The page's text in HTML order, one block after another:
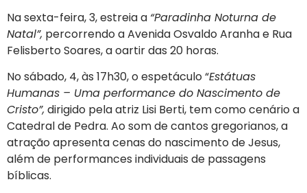
Na sexta-feira, 3, estreia a “Paradinha Noturna de
Natal”, percorrendo a Avenida Osvaldo Aranha e Rua
Felisberto Soares, a oartir das 20 horas.
No sábado, 4, às 17h30, o espetáculo “Estátuas
Humanas – Uma performance do Nascimento de
Cristo”, dirigido pela atriz Lisi Berti, tem como cenário a
Catedral de Pedra. Ao som de cantos gregorianos, a
atração apresenta cenas do nascimento de Jesus,
além de performances individuais de passagens
bíblicas.